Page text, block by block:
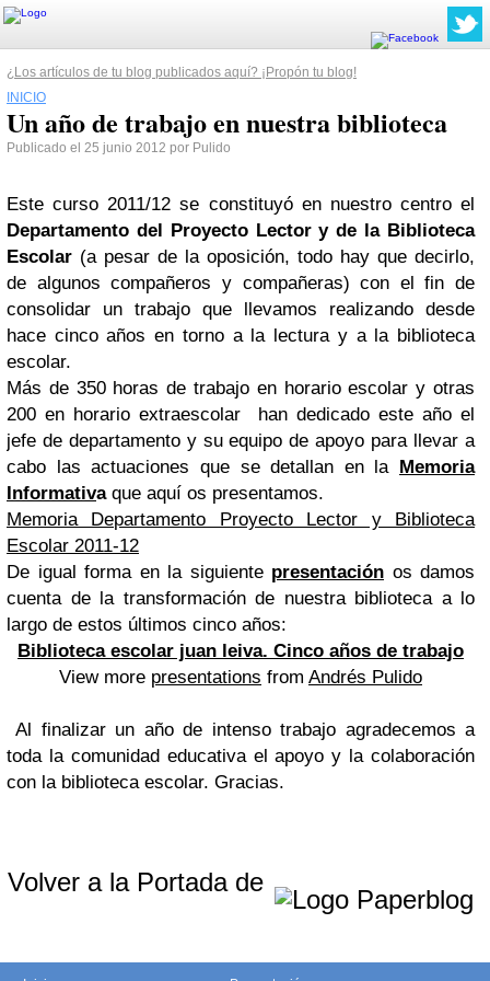
¿Los artículos de tu blog publicados aquí? ¡Propón tu blog!
INICIO
Un año de trabajo en nuestra biblioteca
Publicado el 25 junio 2012 por Pulido
Este curso 2011/12 se constituyó en nuestro centro el
Departamento del Proyecto Lector y de la Biblioteca
Escolar (a pesar de la oposición, todo hay que decirlo,
de algunos compañeros y compañeras) con el fin de
consolidar un trabajo que llevamos realizando desde
hace cinco años en torno a la lectura y a la biblioteca
escolar.
Más de 350 horas de trabajo en horario escolar y otras
200 en horario extraescolar han dedicado este año el
jefe de departamento y su equipo de apoyo para llevar a
cabo las actuaciones que se detallan en la Memoria
Informativa que aquí os presentamos.
Memoria Departamento Proyecto Lector y Biblioteca
Escolar 2011-12
De igual forma en la siguiente presentación os damos
cuenta de la transformación de nuestra biblioteca a lo
largo de estos últimos cinco años:
Biblioteca escolar juan leiva. Cinco años de trabajo
View more presentations from Andrés Pulido
Al finalizar un año de intenso trabajo agradecemos a
toda la comunidad educativa el apoyo y la colaboración
con la biblioteca escolar. Gracias.
Volver a la Portada de